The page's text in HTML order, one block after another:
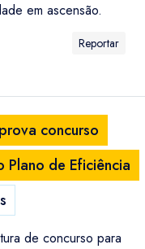
em ascensão.
Reportar
concurso
Plano de Eficiência
de concurso para